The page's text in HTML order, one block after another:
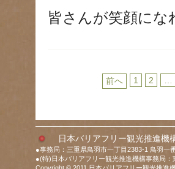
皆さんが笑顔にな
前へ 1 2
日本バリアフリー観光推進機
●事務局：三重県鳥羽市一丁目2383-1 鳥羽一
●(特)日本バリアフリー観光推進機構事務局